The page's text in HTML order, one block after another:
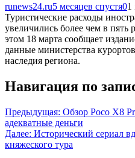
runews24.ru5 месяцев спустя01
Туристические расходы
увеличились более чем в пять
этом 18 марта сообщает
данные министерства
наследия региона.
Навигация по
Предыдущая: Обзор Poco X8
адекватные деньги
Далее: Исторический сериал
княжеского тура